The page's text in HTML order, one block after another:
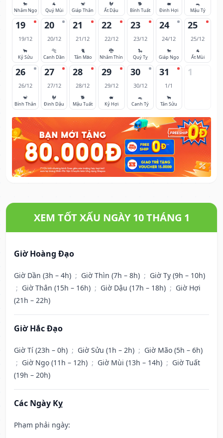
🐎
Nhâm Ngọ
🐐
Quý Mùi
🐒
Giáp Thân
🐓
Ất Dậu
🐕
Bính Tuất
🐖
Đinh Hợi
🐀
Mậu Tý
19
19/12
🐂
Kỷ Sửu
20
20/12
🐅
Canh Dần
21
21/12
🐈
Tân Mão
22
22/12
🐉
Nhâm Thìn
23
23/12
🐍
Quý Tỵ
24
24/12
🐎
Giáp Ngọ
25
25/12
🐐
Ất Mùi
26
26/12
🐒
Bính Thân
27
27/12
🐓
Đinh Dậu
28
28/12
🐕
Mậu Tuất
29
29/12
🐖
Kỷ Hợi
30
30/12
🐀
Canh Tý
31
1/1
🐂
Tân Sửu
1
XEM TỐT XẤU NGÀY 10 THÁNG 1
Giờ Hoàng Đạo
Giờ Dần (3h – 4h) ; Giờ Thìn (7h – 8h) ; Giờ Tỵ (9h – 10h)
; Giờ Thân (15h – 16h) ; Giờ Dậu (17h – 18h) ; Giờ Hợi
(21h – 22h)
Giờ Hắc Đạo
Giờ Tí (23h – 0h) ; Giờ Sửu (1h – 2h) ; Giờ Mão (5h – 6h)
; Giờ Ngọ (11h – 12h) ; Giờ Mùi (13h – 14h) ; Giờ Tuất
(19h – 20h)
Các Ngày Kỵ
Phạm phải ngày: